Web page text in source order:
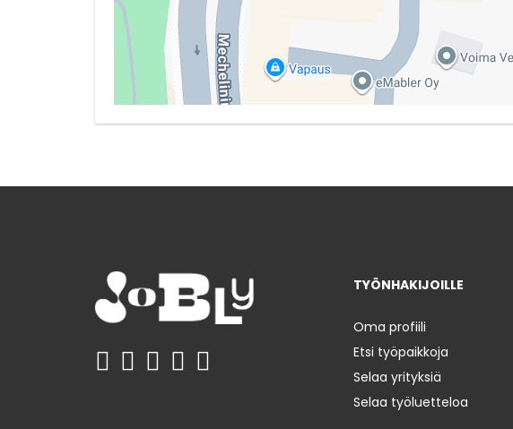
TYÖNHAKIJOILLE
Oma profiili
Etsi työpaikkoja
Selaa yrityksiä
Selaa työluetteloa